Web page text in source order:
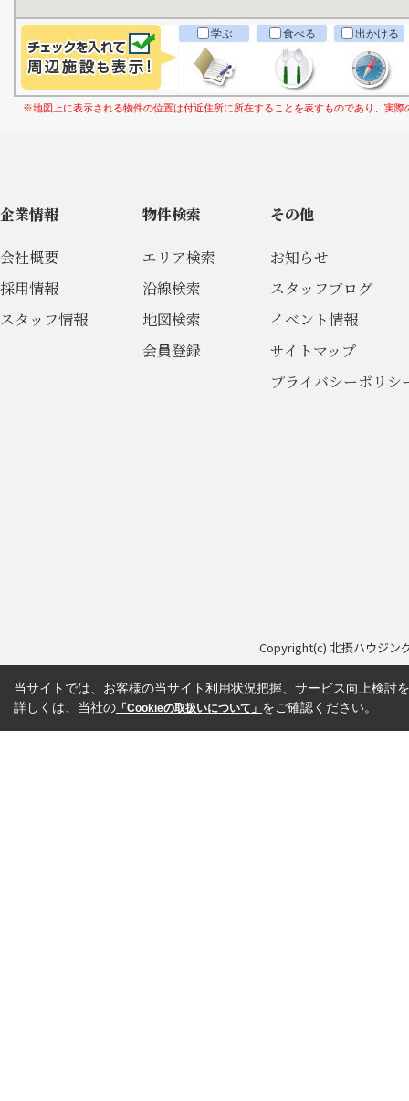
学ぶ 食べる 出かける
※地図上に表示される物件の位置は付近住所に所在することを表すものであり、実
企業情報
会社概要
採用情報
スタッフ情報
物件検索
エリア検索
沿線検索
地図検索
会員登録
その他
お知らせ
スタッフブログ
イベント情報
サイトマップ
プライバシーポリシ
Copyright(c) 北摂ハウジン
当サイトでは、お客様の当サイト利用状況把握、サービス向上検討
詳しくは、当社の 「Cookieの取扱いについて」 をご確認ください。